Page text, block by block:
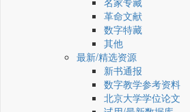
革命文献
数字特藏
其他
最新/精选资源
新书通报
数字教学参考资料
北京大学学位论文